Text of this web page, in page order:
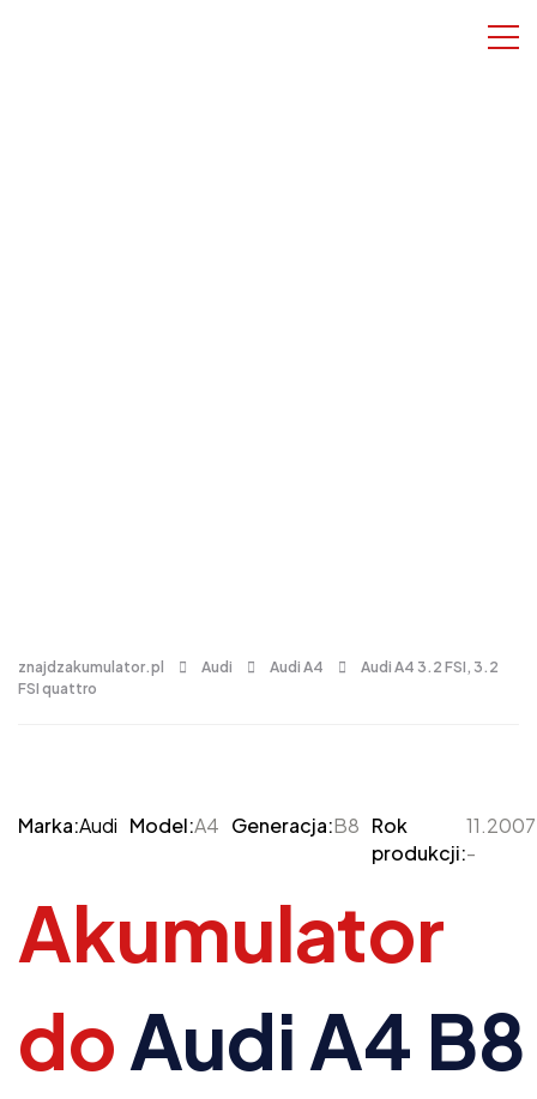
znajdzakumulator.pl Audi Audi A4
Audi A4 3.2 FSI, 3.2
FSI quattro
Marka:Audi Model:A4 Generacja:B8 Rok
produkcji:
11.2007
-
Akumulator
doAudi A4 B8